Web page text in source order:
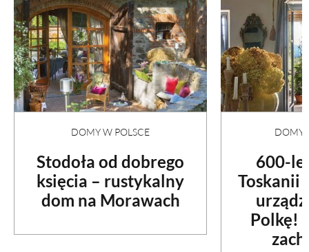
DOMY W POLSCE
Stodoła od dobrego
księcia – rustykalny
dom na Morawach
DOMY
600-
Toskanii
Polkę!